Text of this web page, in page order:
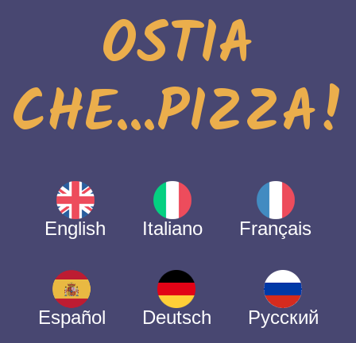
OSTIA
CHE...PIZZA!
English Italiano Français
Español Deutsch Русский